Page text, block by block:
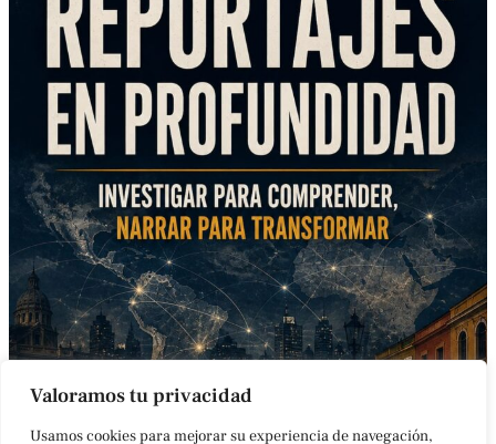
Valoramos tu privacidad
Usamos cookies para mejorar su experiencia de navegación,